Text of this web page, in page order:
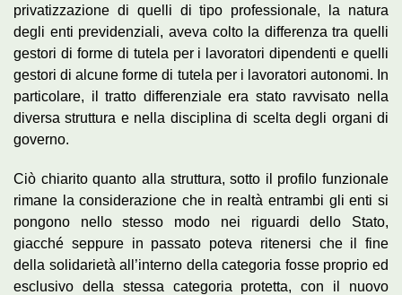
privatizzazione di quelli di tipo professionale, la natura
degli enti previdenziali, aveva colto la differenza tra quelli
gestori di forme di tutela per i lavoratori dipendenti e quelli
gestori di alcune forme di tutela per i lavoratori autonomi. In
particolare, il tratto differenziale era stato ravvisato nella
diversa struttura e nella disciplina di scelta degli organi di
governo.
Ciò chiarito quanto alla struttura, sotto il profilo funzionale
rimane la considerazione che in realtà entrambi gli enti si
pongono nello stesso modo nei riguardi dello Stato,
giacché seppure in passato poteva ritenersi che il fine
della solidarietà all’interno della categoria fosse proprio ed
esclusivo della stessa categoria protetta, con il nuovo